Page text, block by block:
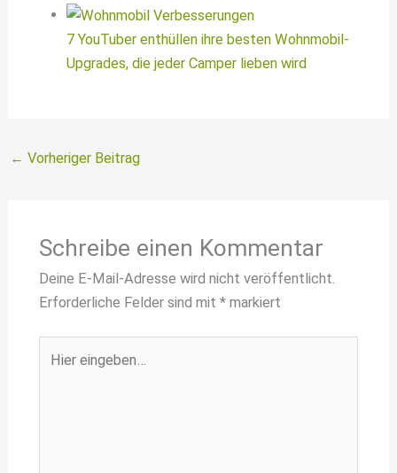
7 YouTuber enthüllen ihre besten Wohnmobil-
Upgrades, die jeder Camper lieben wird
← Vorheriger Beitrag
Schreibe einen Kommentar
Deine E-Mail-Adresse wird nicht veröffentlicht.
Erforderliche Felder sind mit *markiert
eingeben…